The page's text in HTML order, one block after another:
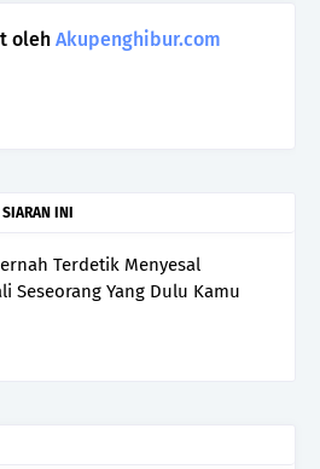
oleh Akupenghibur.com
INI
Terdetik Menyesal
Seseorang Yang Dulu Kamu